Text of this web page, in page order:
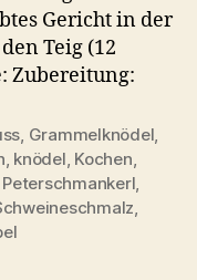
Gericht in der
Teig (12
Zubereitung:
, Grammelknödel,
, knödel, Kochen,
Peterschmankerl,
,